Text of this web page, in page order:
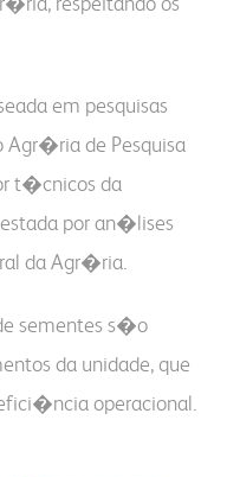
em pesquisas
de Pesquisa
t�cnicos da
por an�lises
da Agr�ria.
sementes s�o
da unidade, que
operacional.